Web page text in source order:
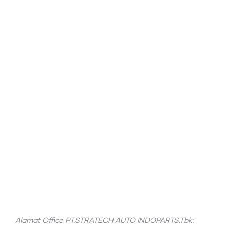
Alamat Office PT.STRATECH AUTO INDOPARTS.Tbk: